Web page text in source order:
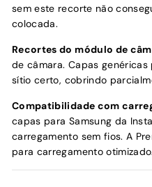
sem este recorte não
colocada.
Recortes do módulo de
de câmara. Capas
sítio certo, cobrindo
Compatibilidade com
capas para Samsung da
carregamento sem fios. A
para carregamento otimizado.